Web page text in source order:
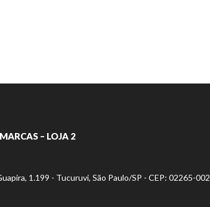
– LOJA 2
1.199 - Tucuruvi, São Paulo/SP - CEP: 02265-002